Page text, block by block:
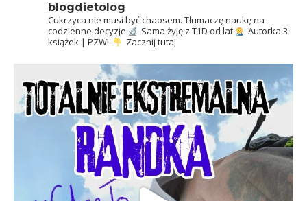
blogdietolog
Cukrzyca nie musi być chaosem. Tłumaczę naukę na
codzienne decyzje
Sama żyję z T1D od lat
Autorka 3
książek | PZWL
Zacznij tutaj